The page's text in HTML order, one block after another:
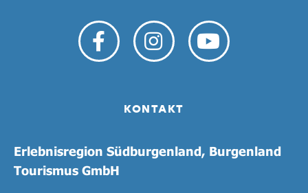
KONTAKT
Erlebnisregion Südburgenland, Burgenland
Tourismus GmbH